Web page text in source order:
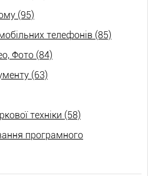
(95)
телефонів (85)
Фото (84)
(63)
техніки (58)
програмного